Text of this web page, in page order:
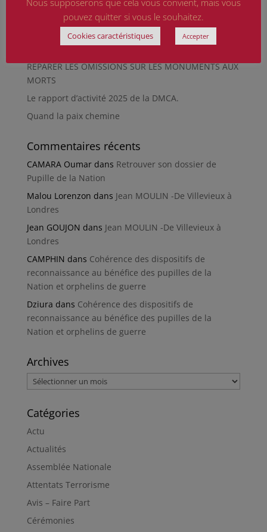
En silence et en peine
Futur Mur des noms des victimes de la Seconde
Guerre mondiale
RÉPARER LES OMISSIONS SUR LES MONUMENTS AUX
MORTS
Le rapport d’activité 2025 de la DMCA.
Quand la paix chemine
Commentaires récents
CAMARA Oumardans Retrouver son dossier de
Pupille de la Nation
Malou Lorenzon dans Jean MOULIN -De Villevieux à
Londres
Jean GOUJON dans Jean MOULIN -De Villevieux à
Londres
CAMPHIN dans Cohérence des dispositifs de
reconnaissance au bénéfice des pupilles de la
Nation et orphelins de guerre
Dziura dans Cohérence des dispositifs de
reconnaissance au bénéfice des pupilles de la
Nation et orphelins de guerre
Archives
Archives
Catégories
Actu
Actualités
Assemblée Nationale
Attentats Terrorisme
Avis – Faire Part
Cérémonies
pouvez quitter si vous le souhaitez.
Cookies caractéristiques Accepter